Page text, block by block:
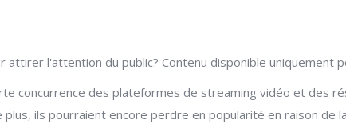
l'attention du public? Contenu disponible uniquement
concurrence des plateformes de streaming vidéo et des
ils pourraient encore perdre en popularité en raison de